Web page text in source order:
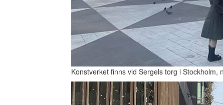
Konstverket finns vid Sergels torg i